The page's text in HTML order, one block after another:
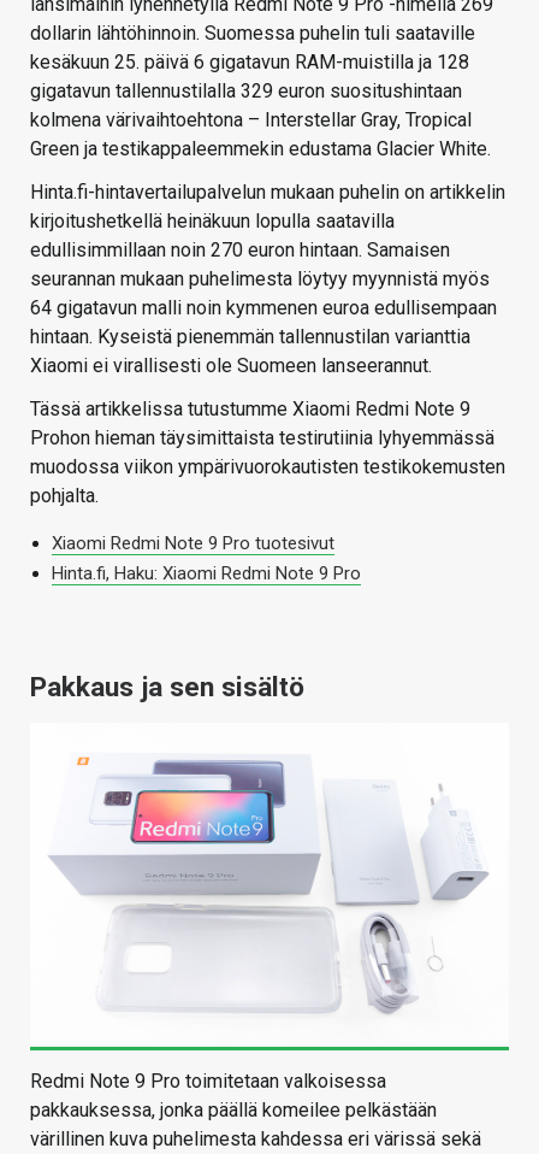
länsimaihin lyhennetyllä Redmi Note 9 Pro -nimellä 269
dollarin lähtöhinnoin. Suomessa puhelin tuli saataville
kesäkuun 25. päivä 6 gigatavun RAM-muistilla ja 128
gigatavun tallennustilalla 329 euron suositushintaan
kolmena värivaihtoehtona – Interstellar Gray, Tropical
Green ja testikappaleemmekin edustama Glacier White.
Hinta.fi-hintavertailupalvelun mukaan puhelin on artikkelin
kirjoitushetkellä heinäkuun lopulla saatavilla
edullisimmillaan noin 270 euron hintaan. Samaisen
seurannan mukaan puhelimesta löytyy myynnistä myös
64 gigatavun malli noin kymmenen euroa edullisempaan
hintaan. Kyseistä pienemmän tallennustilan varianttia
Xiaomi ei virallisesti ole Suomeen lanseerannut.
Tässä artikkelissa tutustumme Xiaomi Redmi Note 9
Prohon hieman täysimittaista testirutiinia lyhyemmässä
muodossa viikon ympärivuorokautisten testikokemusten
pohjalta.
Xiaomi Redmi Note 9 Pro tuotesivut
Hinta.fi, Haku: Xiaomi Redmi Note 9 Pro
Pakkaus ja sen sisältö
Redmi Note 9 Pro toimitetaan valkoisessa
pakkauksessa, jonka päällä komeilee pelkästään
värillinen kuva puhelimesta kahdessa eri värissä sekä